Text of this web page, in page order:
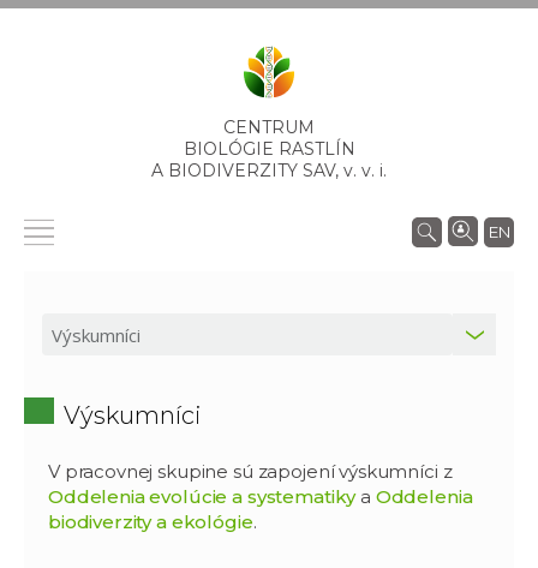
CENTRUM
BIOLÓGIE RASTLÍN
A BIODIVERZITY SAV, v. v. i.
EN
Výskumníci
V pracovnej skupine sú zapojení výskumníci z
Oddelenia evolúcie a systematikya Oddelenia
biodiverzity a ekológie.